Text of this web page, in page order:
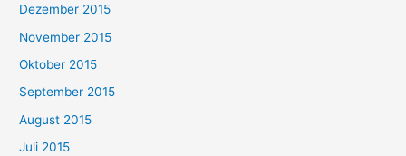
Dezember 2015
November 2015
Oktober 2015
September 2015
August 2015
Juli 2015